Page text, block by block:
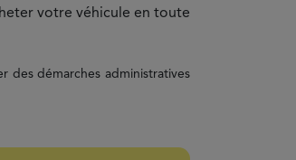
votre véhicule en toute
des démarches administratives